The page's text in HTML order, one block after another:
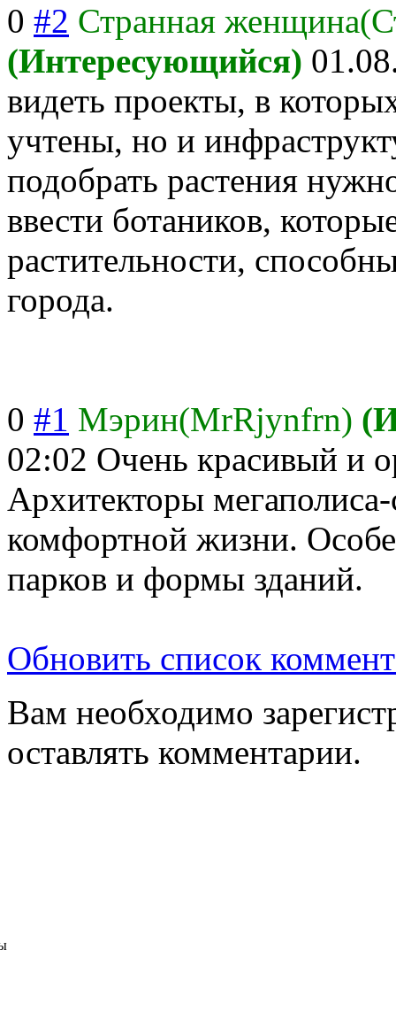
0 #2 Странная
(Интересующийся)
видеть проекты, в
учтены, но и
подобрать растения
ввести ботаников,
растительности,
города.
0 #1 Мэрин(MrRjynfrn)
02:02 Очень красивый и
Архитекторы
комфортной жизни.
парков и формы зданий.
Обновить список
Вам необходимо
оставлять комментарии.